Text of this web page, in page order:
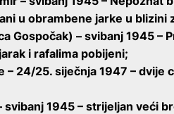
u obrambene jarke u
Gospočak) – svibanj 1945 –
i rafalima pobijeni;
– 24/25. siječnja 1947 – dvije
svibanj 1945 – strijeljan veći